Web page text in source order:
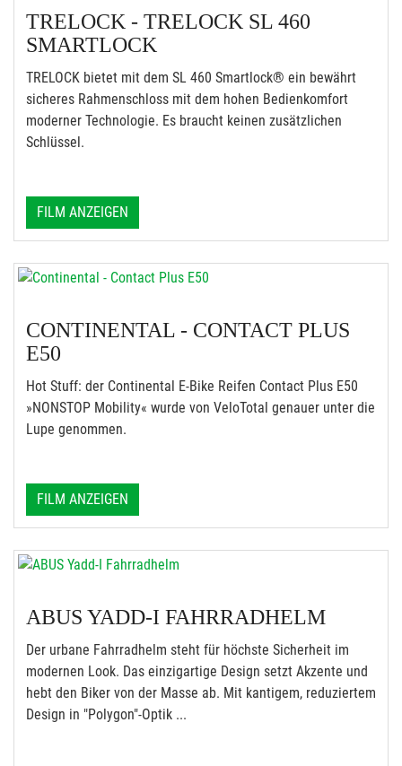
TRELOCK - TRELOCK SL 460
SMARTLOCK
TRELOCK bietet mit dem SL 460 Smartlock® ein bewährt
sicheres Rahmenschloss mit dem hohen Bedienkomfort
moderner Technologie. Es braucht keinen zusätzlichen
Schlüssel.
FILM ANZEIGEN
CONTINENTAL - CONTACT PLUS
E50
Hot Stuff: der Continental E-Bike Reifen Contact Plus E50
»NONSTOP Mobility« wurde von VeloTotal genauer unter die
Lupe genommen.
FILM ANZEIGEN
ABUS YADD-I FAHRRADHELM
Der urbane Fahrradhelm steht für höchste Sicherheit im
modernen Look. Das einzigartige Design setzt Akzente und
hebt den Biker von der Masse ab. Mit kantigem, reduziertem
Design in "Polygon"-Optik ...